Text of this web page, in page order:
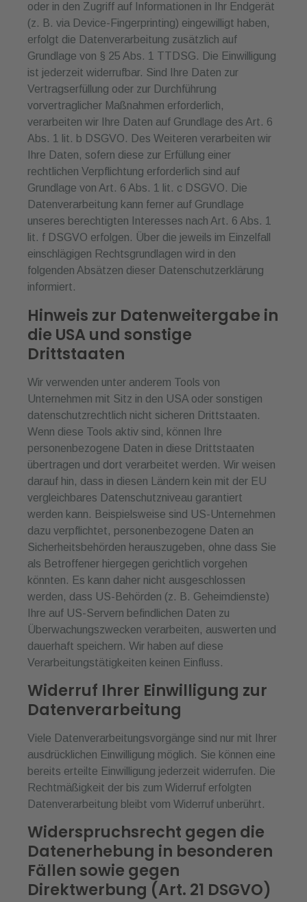
oder in den Zugriff auf Informationen in Ihr Endgerät
(z. B. via Device-Fingerprinting) eingewilligt haben,
erfolgt die Datenverarbeitung zusätzlich auf
Grundlage von § 25 Abs. 1 TTDSG. Die Einwilligung
ist jederzeit widerrufbar. Sind Ihre Daten zur
Vertragserfüllung oder zur Durchführung
vorvertraglicher Maßnahmen erforderlich,
verarbeiten wir Ihre Daten auf Grundlage des Art. 6
Abs. 1 lit. b DSGVO. Des Weiteren verarbeiten wir
Ihre Daten, sofern diese zur Erfüllung einer
rechtlichen Verpflichtung erforderlich sind auf
Grundlage von Art. 6 Abs. 1 lit. c DSGVO. Die
Datenverarbeitung kann ferner auf Grundlage
unseres berechtigten Interesses nach Art. 6 Abs. 1
lit. f DSGVO erfolgen. Über die jeweils im Einzelfall
einschlägigen Rechtsgrundlagen wird in den
folgenden Absätzen dieser Datenschutzerklärung
informiert.
Hinweis zur Datenweitergabe in
die USA und sonstige
Drittstaaten
Wir verwenden unter anderem Tools von
Unternehmen mit Sitz in den USA oder sonstigen
datenschutzrechtlich nicht sicheren Drittstaaten.
Wenn diese Tools aktiv sind, können Ihre
personenbezogene Daten in diese Drittstaaten
übertragen und dort verarbeitet werden. Wir weisen
darauf hin, dass in diesen Ländern kein mit der EU
vergleichbares Datenschutzniveau garantiert
werden kann. Beispielsweise sind US-Unternehmen
dazu verpflichtet, personenbezogene Daten an
Sicherheitsbehörden herauszugeben, ohne dass Sie
als Betroffener hiergegen gerichtlich vorgehen
könnten. Es kann daher nicht ausgeschlossen
werden, dass US-Behörden (z. B. Geheimdienste)
Ihre auf US-Servern befindlichen Daten zu
Überwachungszwecken verarbeiten, auswerten und
dauerhaft speichern. Wir haben auf diese
Verarbeitungstätigkeiten keinen Einfluss.
Widerruf Ihrer Einwilligung zur
Datenverarbeitung
Viele Datenverarbeitungsvorgänge sind nur mit Ihrer
ausdrücklichen Einwilligung möglich. Sie können eine
bereits erteilte Einwilligung jederzeit widerrufen. Die
Rechtmäßigkeit der bis zum Widerruf erfolgten
Datenverarbeitung bleibt vom Widerruf unberührt.
Widerspruchsrecht gegen die
Datenerhebung in besonderen
Fällen sowie gegen
Direktwerbung (Art. 21 DSGVO)